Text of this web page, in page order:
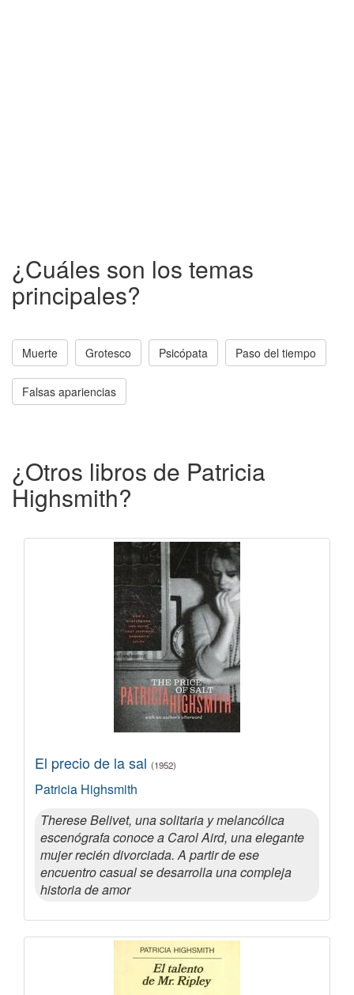
¿Cuáles son los temas
principales?
Muerte Grotesco Psicópata Paso del tiempo
Falsas apariencias
¿Otros libros de Patricia
Highsmith?
El precio de la sal (1952)
Patricia Highsmith
Therese Belivet, una solitaria y melancólica
escenógrafa conoce a Carol Aird, una elegante
mujer recién divorciada. A partir de ese
encuentro casual se desarrolla una compleja
historia de amor